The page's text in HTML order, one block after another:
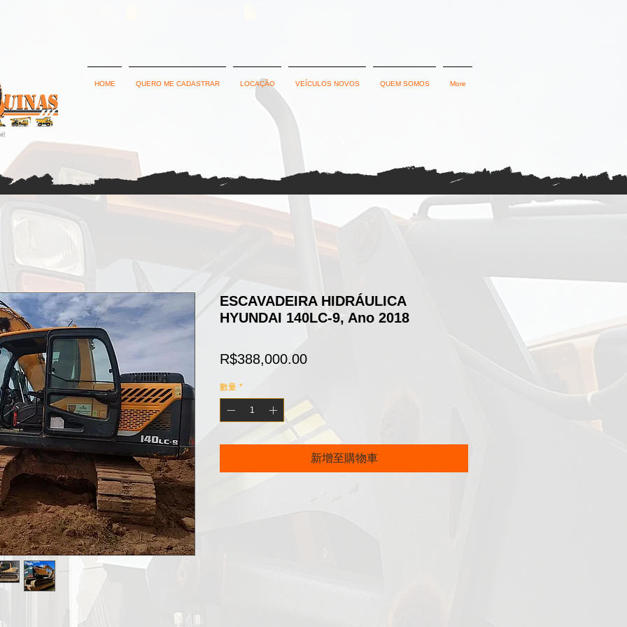
HOME QUERO ME CADASTRAR LOCAÇÃO VEÍCULOS NOVOS QUEM SOMOS More
ESCAVADEIRA HIDRÁULICA
HYUNDAI 140LC-9, Ano 2018
R$388,000.00價
數量 *
新增至購物車